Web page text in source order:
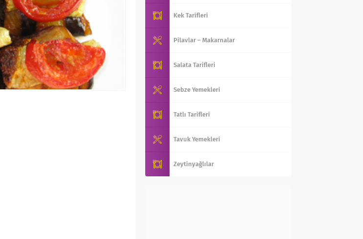
Kek Tarifleri
Pilavlar – Makarnalar
Salata Tarifleri
Sebze Yemekleri
Tatlı Tarifleri
Tavuk Yemekleri
Zeytinyağlılar